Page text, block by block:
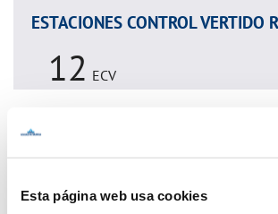
Esta página web usa cookies
ESTACIONES CONTROL VERTIDO
12 ECV
EMPRESAS CONTROLADAS